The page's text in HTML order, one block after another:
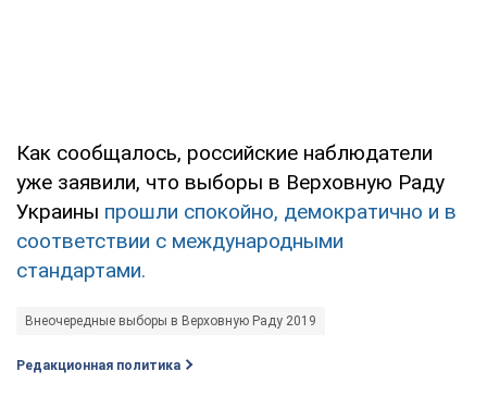
Как сообщалось, российские наблюдатели
уже заявили, что выборы в Верховную Раду
Украины прошли спокойно, демократично и в
соответствии с международными
стандартами.
Внеочередные выборы в Верховную Раду 2019
Редакционная политика